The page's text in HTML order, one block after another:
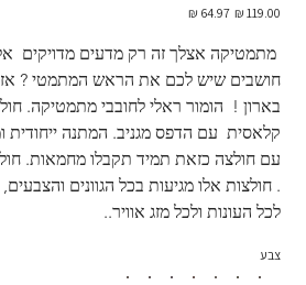
מחיר
מחיר
‏64.97 ‏₪
מתמטיקה אצלך זה רק מדעים מדויקים
חושבים שיש לכם את הראש המתמטי ? אז
בארון !  הומור ראלי לחובבי מתמטיקה.
קלאסית  עם הדפס מגניב. המתנה
. חולצות אלו מגיעות בכל הגוונים
לכל העונות ולכל מזג אוויר..
צבע